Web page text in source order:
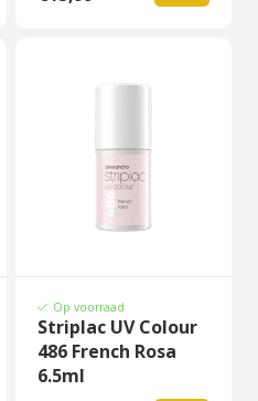
Op voorraad
Striplac UV Colour
486 French Rosa
6.5ml